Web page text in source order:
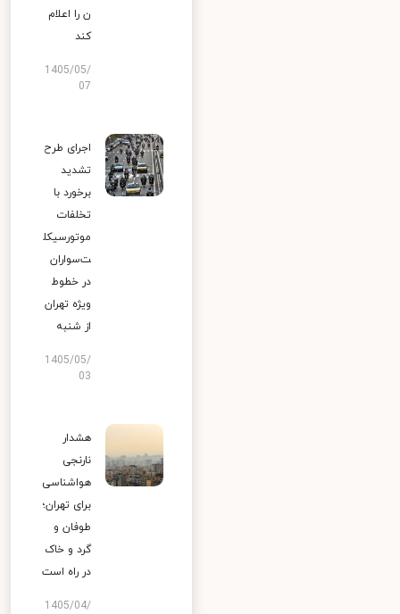
ن را اعلام
کند
1405/05/
07
اجرای طرح
تشدید
برخورد با
تخلفات
موتورسیکل
ت‌سواران
در خطوط
ویژه تهران
از شنبه
1405/05/
03
هشدار
نارنجی
هواشناسی
برای تهران؛
طوفان و
گرد و خاک
در راه است
1405/04/